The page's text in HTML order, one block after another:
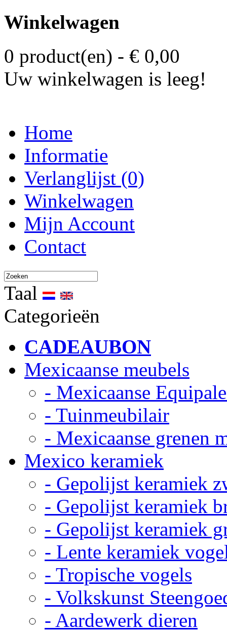
Winkelwagen
0 product(en) - € 0,00
Uw winkelwagen is leeg!
Home
Informatie
Verlanglijst (0)
Winkelwagen
Mijn Account
Contact
Taal
Categorieën
CADEAUBON
Mexicaanse meubels
- Mexicaanse
- Tuinmeubilair
- Mexicaanse grenen
Mexico keramiek
- Gepolijst keramiek
- Gepolijst keramiek
- Gepolijst keramiek
- Lente keramiek
- Tropische vogels
- Volkskunst
- Aardewerk dieren